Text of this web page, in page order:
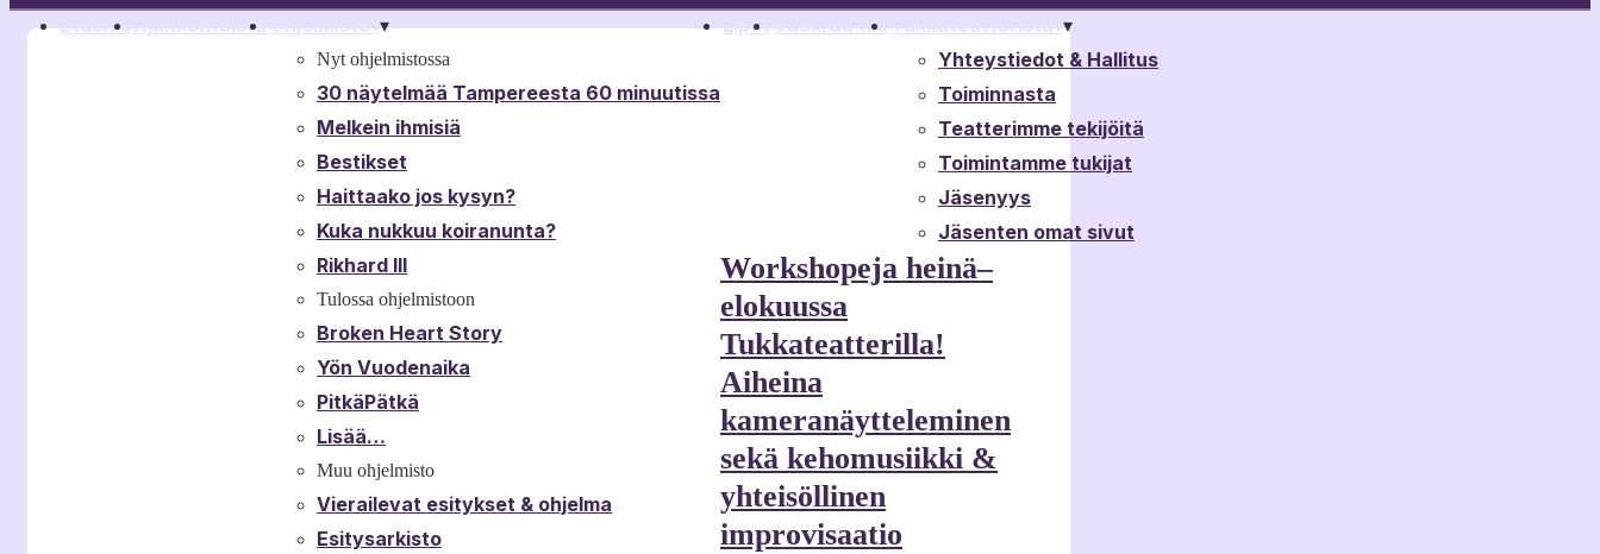
EtusivuAjankohtaistaOhjelmisto▾▾
Nyt ohjelmistossa
30 näytelmää Tampereesta 60 minuutissa
Melkein ihmisiä
Bestikset
Haittaako jos kysyn?
Kuka nukkuu koiranunta?
Rikhard III
Tulossa ohjelmistoon
Broken Heart Story
Yön Vuodenaika
PitkäPätkä
Lisää…
Muu ohjelmisto
Vierailevat esitykset & ohjelma
Esitysarkisto
LiputVuokraa tilaTukkateatterista▾▾
Yhteystiedot & Hallitus
Toiminnasta
Teatterimme tekijöitä
Toimintamme tukijat
Jäsenyys
Jäsenten omat sivut
Workshopeja heinä–
elokuussa
Tukkateatterilla!
Aiheina
kameranäytteleminen
sekä kehomusiikki &
yhteisöllinen
improvisaatio